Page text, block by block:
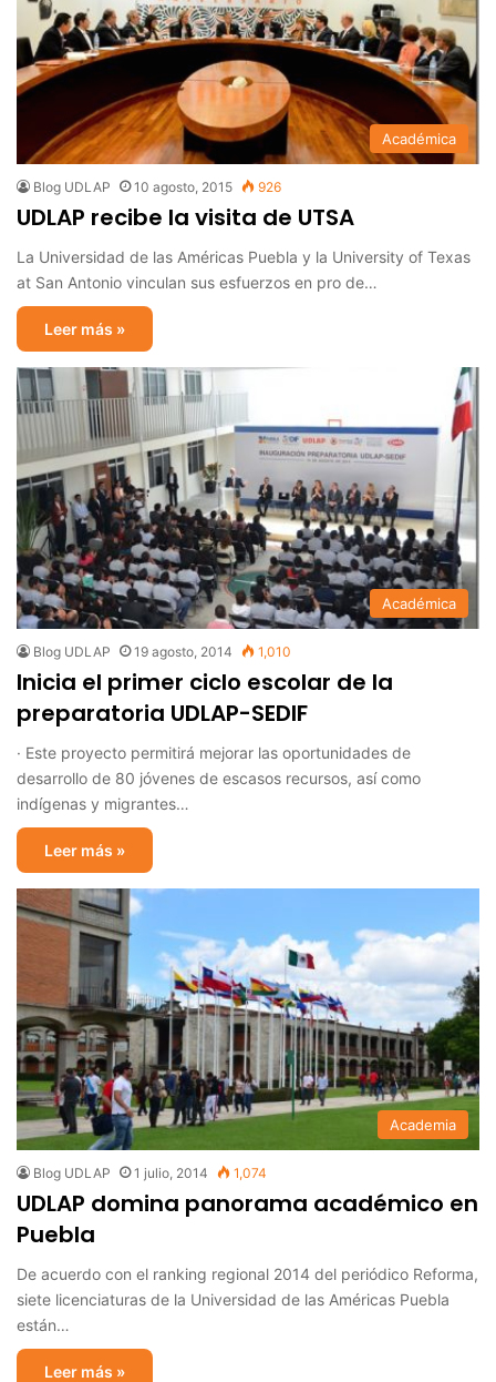
Académica
Blog UDLAP 10 agosto, 2015 926
UDLAP recibe la visita de UTSA
La Universidad de las Américas Puebla y la University of Texas
at San Antonio vinculan sus esfuerzos en pro de…
Leer más »
Académica
Blog UDLAP 19 agosto, 2014 1,010
Inicia el primer ciclo escolar de la
preparatoria UDLAP-SEDIF
· Este proyecto permitirá mejorar las oportunidades de
desarrollo de 80 jóvenes de escasos recursos, así como
indígenas y migrantes…
Leer más »
Academia
Blog UDLAP 1 julio, 2014 1,074
UDLAP domina panorama académico en
Puebla
De acuerdo con el ranking regional 2014 del periódico Reforma,
siete licenciaturas de la Universidad de las Américas Puebla
están…
Leer más »